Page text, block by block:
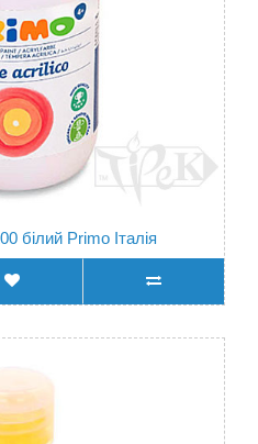
білий Primo Італія